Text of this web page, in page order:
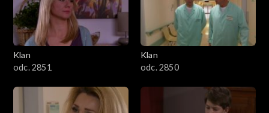
Klan
odc. 2851
Klan
odc. 2850